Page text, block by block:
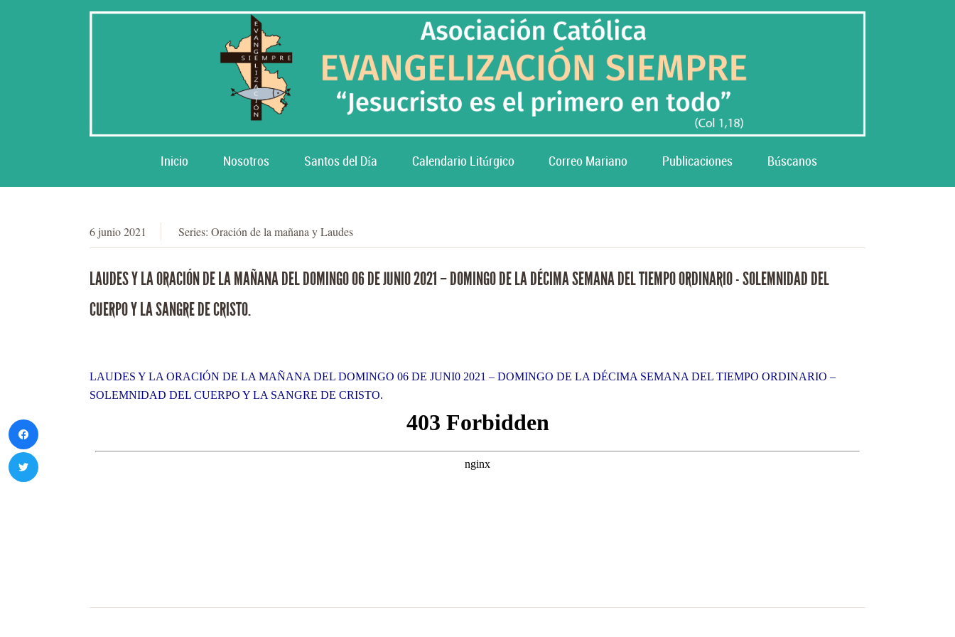
Inicio Nosotros Santos del Día Calendario Litúrgico Correo Mariano Publicaciones Búscanos
6 junio 2021 Series: Oración de la mañana y Laudes
LAUDES Y LA ORACIÓN DE LA MAÑANA DEL DOMINGO 06 DE JUNI0 2021 – DOMINGO DE LA DÉCIMA SEMANA DEL TIEMPO ORDINARIO - SOLEMNIDAD DEL
CUERPO Y LA SANGRE DE CRISTO.
LAUDES Y LA ORACIÓN DE LA MAÑANA DEL DOMINGO 06 DE JUNI0 2021 – DOMINGO DE LA DÉCIMA SEMANA DEL TIEMPO ORDINARIO –
SOLEMNIDAD DEL CUERPO Y LA SANGRE DE CRISTO.